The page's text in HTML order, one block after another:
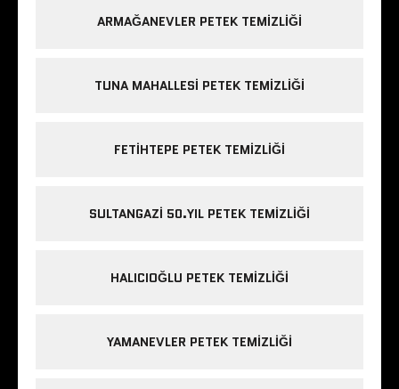
ARMAĞANEVLER PETEK TEMIZLIĞI
TUNA MAHALLESI PETEK TEMIZLIĞI
FETIHTEPE PETEK TEMIZLIĞI
SULTANGAZI 50.YIL PETEK TEMIZLIĞI
HALICIOĞLU PETEK TEMIZLIĞI
YAMANEVLER PETEK TEMIZLIĞI